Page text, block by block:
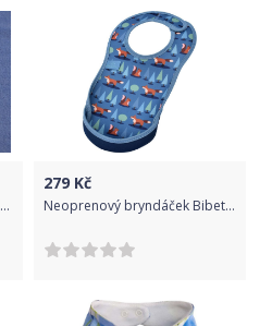
ESITO Bryndák bavlna - mix kluk ESHYGBRYBA blue
279 Kč
Neoprenový bryndáček Bibetta Lišky 2019